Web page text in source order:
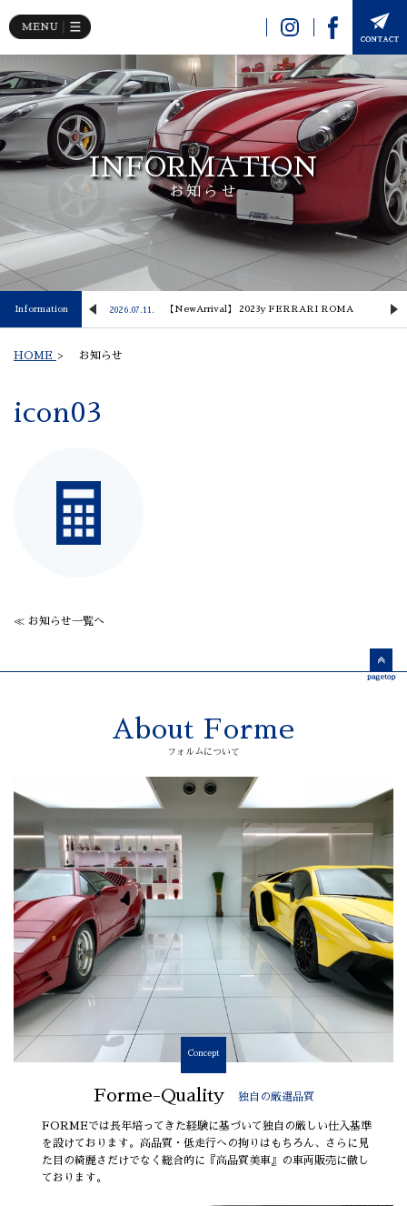
INFORMATION
お知らせ
Information
Lusso 2026.07.11. 【NewArrival】 2023y FERRARI ROMA
HOME > お知らせ
icon03
≪ お知らせ一覧へ
About Forme
フォルムについて
Concept
Forme-Quality 独自の厳選品質
FORMEでは長年培ってきた経験に基づいて独自の厳しい仕入基準
を設けております。高品質・低走行への拘りはもちろん、さらに見
た目の綺麗さだけでなく総合的に『高品質美車』の車両販売に徹し
ております。